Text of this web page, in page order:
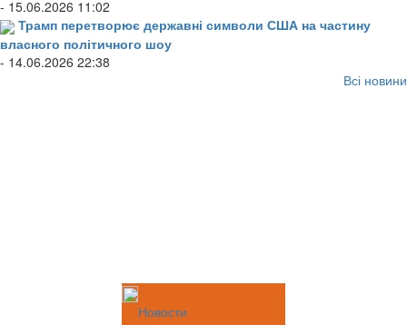
- 15.06.2026 11:02
Трамп перетворює державні символи США на частину
власного політичного шоу
- 14.06.2026 22:38
Всі новини
Новости